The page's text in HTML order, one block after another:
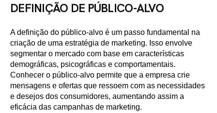
DEFINIÇÃO DE PÚBLICO-ALVO
A definição do público-alvo é um passo fundamental na
criação de uma estratégia de marketing. Isso envolve
segmentar o mercado com base em características
demográficas, psicográficas e comportamentais.
Conhecer o público-alvo permite que a empresa crie
mensagens e ofertas que ressoem com as necessidades
e desejos dos consumidores, aumentando assim a
eficácia das campanhas de marketing.